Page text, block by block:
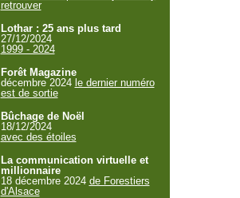
retrouver
Lothar : 25 ans plus tard
27/12/2024
1999 - 2024
Forêt Magazine
décembre 2024 le dernier numéro
est de sortie
Bûchage de Noël
18/12/2024
avec des étoiles
La communication virtuelle et
millionnaire
18 décembre 2024 de Forestiers
d'Alsace